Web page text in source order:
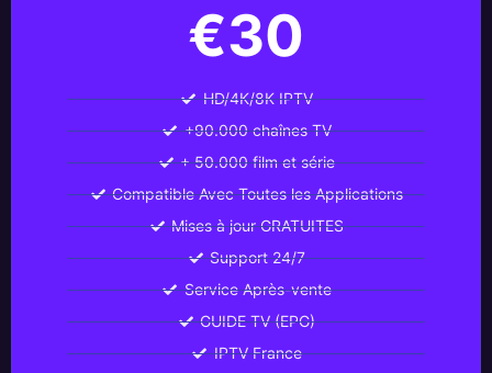
€30
HD/4K/8K IPTV
+90.000 chaînes TV
+ 50.000 film et série
Compatible Avec Toutes les Applications
Mises à jour GRATUITES
Support 24/7
Service Après-vente
GUIDE TV (EPG)
IPTV France